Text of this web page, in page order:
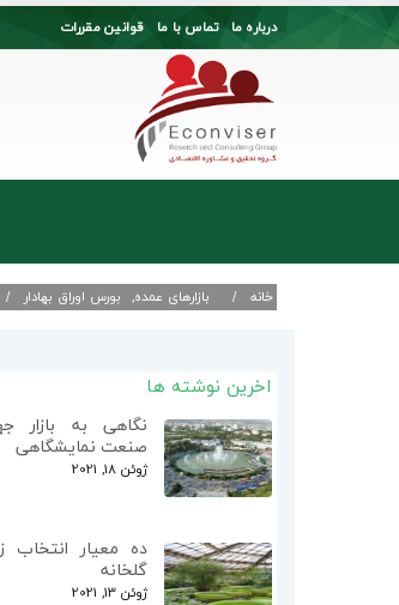
درباره ما تماس با ما قوانین مقررات
خانه بازارهای عمده, بورس اوراق بهادار
اخرین نوشته ها
نگاهی به بازار
صنعت نمایشگاهی
ژوئن 18, 2021
ده معیار انتخاب
گلخانه
ژوئن 13, 2021